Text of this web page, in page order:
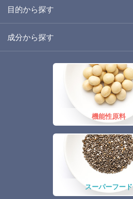
目的から探す
成分から探す
機能性原料
スーパーフード